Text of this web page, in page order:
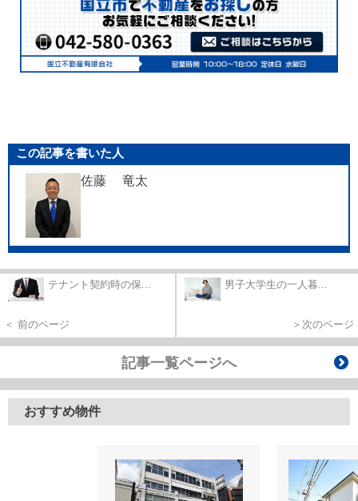
この記事を書いた人
佐藤 竜太
テナント契約時の保...
＜ 前のページ
男子大学生の一人暮...
＞次のページ
記事一覧ページへ
おすすめ物件